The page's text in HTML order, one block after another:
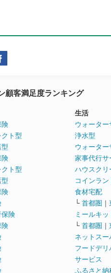
顧客満足度ランキング
険
クト型
険
クト型
険
保険
険
生活
ウォーター
浄水型
ウォーター
家事代行サ
ハウスクリ
コインラン
食材宅配
└ 首都圏 ｜
ミールキッ
└ 首都圏 ｜
ネットスー
フードデリ
サービス
ふるさと納